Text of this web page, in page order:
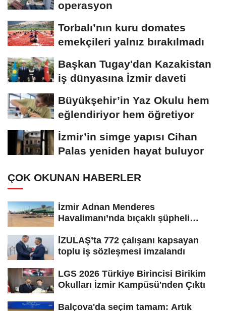
operasyon
Torbalı’nın kuru domates
emekçileri yalnız bırakılmadı
Başkan Tugay'dan Kazakistan
iş dünyasına İzmir daveti
Büyükşehir’in Yaz Okulu hem
eğlendiriyor hem öğretiyor
İzmir’in simge yapısı Cihan
Palas yeniden hayat buluyor
ÇOK OKUNAN HABERLER
İzmir Adnan Menderes
Havalimanı’nda bıçaklı şüpheli
İZULAŞ’ta 772 çalışanı kapsayan
toplu iş sözleşmesi imzalandı
LGS 2026 Türkiye Birincisi Birikim
Okulları İzmir Kampüsü'nden Çıktı
Balçova'da seçim tamam: Artık